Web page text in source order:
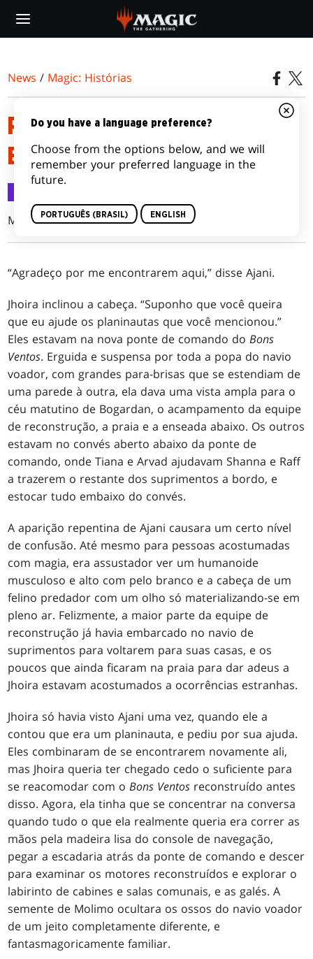
main
News / Magic: Histórias
RETORNO A DOMINÁRIA:
EPISÓDIO 5
Martha Wells
“Agradeço por me encontrarem aqui,” disse Ajani.
Jhoira inclinou a cabeça. “Suponho que você queira
que eu ajude os planinautas que você mencionou.”
Eles estavam na nova ponte de comando doBons
Ventos. Erguida e suspensa por toda a popa do navio
voador, com grandes para-brisas que se estendiam de
uma parede à outra, ela dava uma vista ampla para o
céu matutino de Bogardan, o acampamento da equipe
de reconstrução, a praia e a enseada abaixo. Os outros
estavam no convés aberto abaixo da ponte de
comando, onde Tiana e Arvad ajudavam Shanna e Raff
a trazerem o restante dos suprimentos a bordo, e
estocar tudo embaixo do convés.
A aparição repentina de Ajani causara um certo nível
de confusão. Até mesmo para pessoas acostumadas
com magia, era assustador ver um humanoide
musculoso e alto com pelo branco e a cabeça de um
felino predador com um olho só materializando-se em
pleno ar. Felizmente, a maior parte da equipe de
reconstrução já havia embarcado no navio de
suprimentos para voltarem para suas casas, e os
poucos que ainda ficaram na praia para dar adeus a
Jhoira estavam acostumados a ocorrências estranhas.
Jhoira só havia visto Ajani uma vez, quando ele a
contou que era um planinauta, e pediu por sua ajuda.
Eles combinaram de se encontrarem novamente ali,
mas Jhoira queria ter chegado cedo o suficiente para
se reacomodar com oBons Ventos reconstruído antes
disso. Agora, ela tinha que se concentrar na conversa
quando tudo o que ela realmente queria era correr as
mãos pela madeira lisa do console de navegação,
pegar a escadaria atrás da ponte de comando e descer
para examinar os motores reconstruídos e explorar o
labirinto de cabines e salas comunais, e as galés. A
semente de Molimo ocultara os ossos do navio voador
de um jeito completamente diferente, e
fantasmagoricamente familiar.
Do you have a language preference?
Choose from the options below, and we will
remember your preferred language in the
future.
PORTUGUÊS (BRASIL) ENGLISH